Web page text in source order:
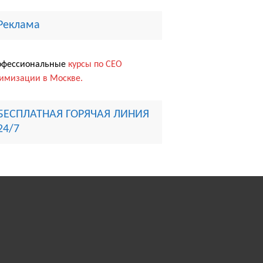
курсы по СЕО
в Москве.
ГОРЯЧАЯ ЛИНИЯ
7